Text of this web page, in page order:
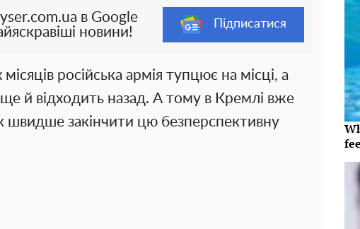
в Google
новини!
Підписатися
російська армія тупцює на місці, а
ще й відходить назад. А тому в Кремлі вже
швидше закінчити цю безперспективну